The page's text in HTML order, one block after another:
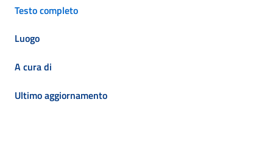
Testo completo
Luogo
A cura di
Ultimo aggiornamento